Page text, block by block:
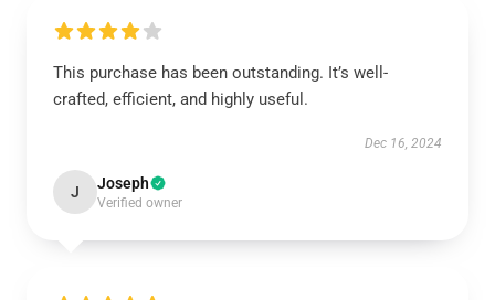
This purchase has been outstanding. It’s well-
crafted, efficient, and highly useful.
Dec 16, 2024
J Joseph
Verified owner